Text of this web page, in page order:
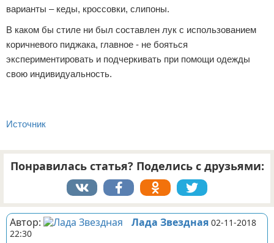
варианты – кеды, кроссовки, слипоны.
В каком бы стиле ни был составлен лук с использованием
коричневого пиджака, главное - не бояться
экспериментировать и подчеркивать при помощи одежды
свою индивидуальность.
Источник
Понравилась статья? Поделись с друзьями:
Автор: Лада Звездная 02-11-2018
22:30